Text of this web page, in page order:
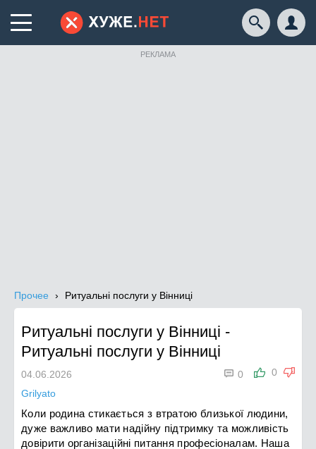
РЕКЛАМА
Прочее Ритуальні послуги у Вінниці
Ритуальні послуги у Вінниці -
Ритуальні послуги у Вінниці
0
 0
04.06.2026
Grilyato
Коли родина стикається з втратою близької людини,
дуже важливо мати надійну підтримку та можливість
довірити організаційні питання професіоналам. Наша